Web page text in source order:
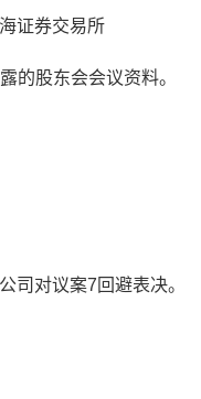
证券交易所
的股东会会议资料。
司对议案7回避表决。